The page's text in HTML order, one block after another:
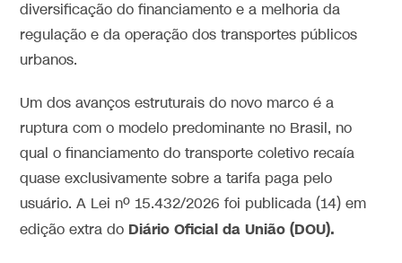
diversificação do financiamento e a melhoria da
regulação e da operação dos transportes públicos
urbanos.
Um dos avanços estruturais do novo marco é a
ruptura com o modelo predominante no Brasil, no
qual o financiamento do transporte coletivo recaía
quase exclusivamente sobre a tarifa paga pelo
usuário. A Lei nº 15.432/2026 foi publicada (14) em
edição extra do Diário Oficial da União (DOU).